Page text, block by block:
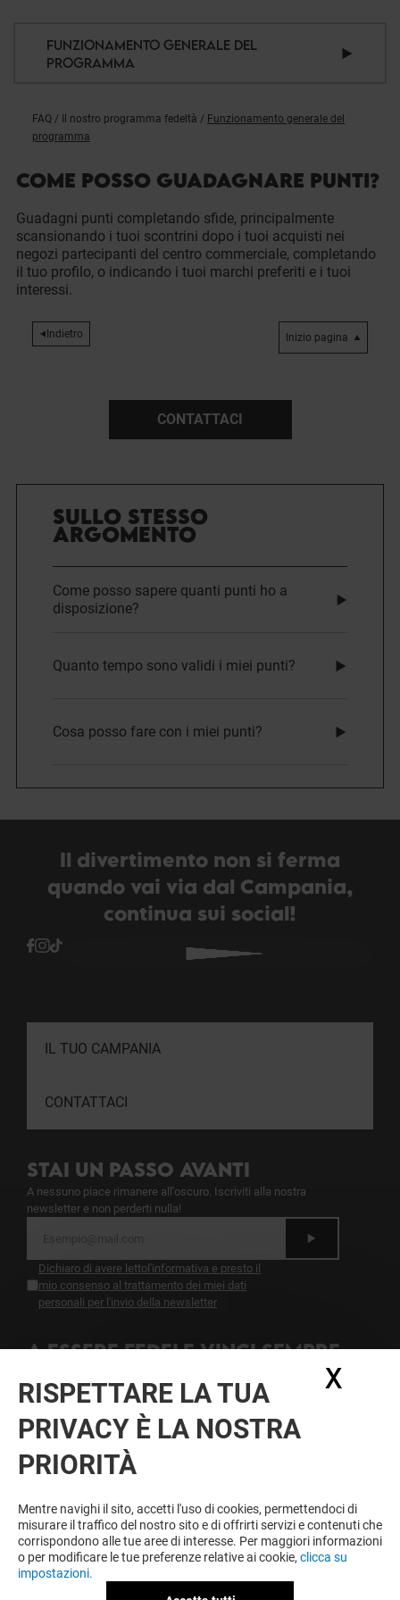
FUNZIONAMENTO GENERALE DEL
PROGRAMMA
FAQ / Il nostro programma fedeltà / Funzionamento generale del
programma
COME POSSO GUADAGNARE PUNTI?
Guadagni punti completando sfide, principalmente
scansionando i tuoi scontrini dopo i tuoi acquisti nei
negozi partecipanti del centro commerciale, completando
il tuo profilo, o indicando i tuoi marchi preferiti e i tuoi
interessi.
Indietro Inizio pagina
CONTATTACI
SULLO STESSO
ARGOMENTO
Come posso sapere quanti punti ho a
disposizione?
Quanto tempo sono validi i miei punti?
Cosa posso fare con i miei punti?
Il divertimento non si ferma
quando vai via dal Campania,
continua sui social!
IL TUO CAMPANIA
CONTATTACI
STAI UN PASSO AVANTI
A nessuno piace rimanere all'oscuro. Iscriviti alla nostra
newsletter e non perderti nulla!
Dichiaro di avere letto l'informativa e presto il
mio consenso al trattamento dei miei dati
personali per l'invio della newsletter
A ESSERE FEDELE VINCI SEMPRE
tutto l'anno di vantaggi, offerte e servizi esclusivi a
Campania e presso i nostri partner.
Informativa sulla privacy
Informativa Sulla Newsletter
Informativa contatti e affitto spazi
Informativa questionario di gradimento
Informativa sui cookies
RISPETTARE LA TUA
PRIVACY È LA NOSTRA
PRIORITÀ
Mentre navighi il sito, accetti l'uso di cookies, permettendoci di
misurare il traffico del nostro sito e di offrirti servizi e contenuti che
corrispondono alle tue aree di interesse. Per maggiori informazioni
o per modificare le tue preferenze relative ai cookie, clicca su
impostazioni.
X